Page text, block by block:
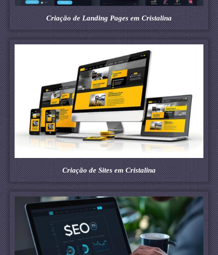
Criação de Landing Pages em Cristalina
Criação de Sites em Cristalina